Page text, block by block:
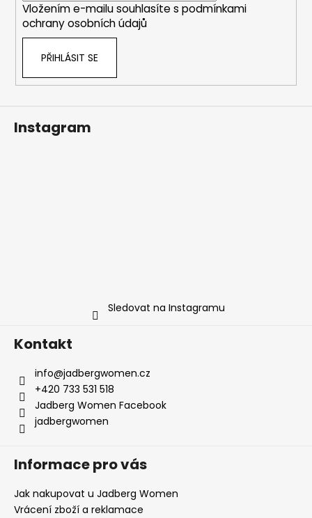
Vložením e-mailu souhlasíte s podmínkami
ochrany osobních údajů
PŘIHLÁSIT SE
Instagram
Sledovat na Instagramu
Kontakt
info@jadbergwomen.cz
+420 733 531 518
Jadberg Women Facebook
jadbergwomen
Informace pro vás
Jak nakupovat u Jadberg Women
Vrácení zboží a reklamace